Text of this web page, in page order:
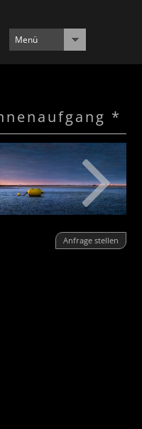
Menü
*
Anfrage stellen